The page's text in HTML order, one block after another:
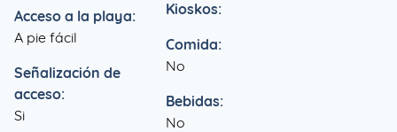
Acceso a la playa:
A pie fácil
Señalización de
acceso:
Si
Kioskos:
Comida:
No
Bebidas:
No